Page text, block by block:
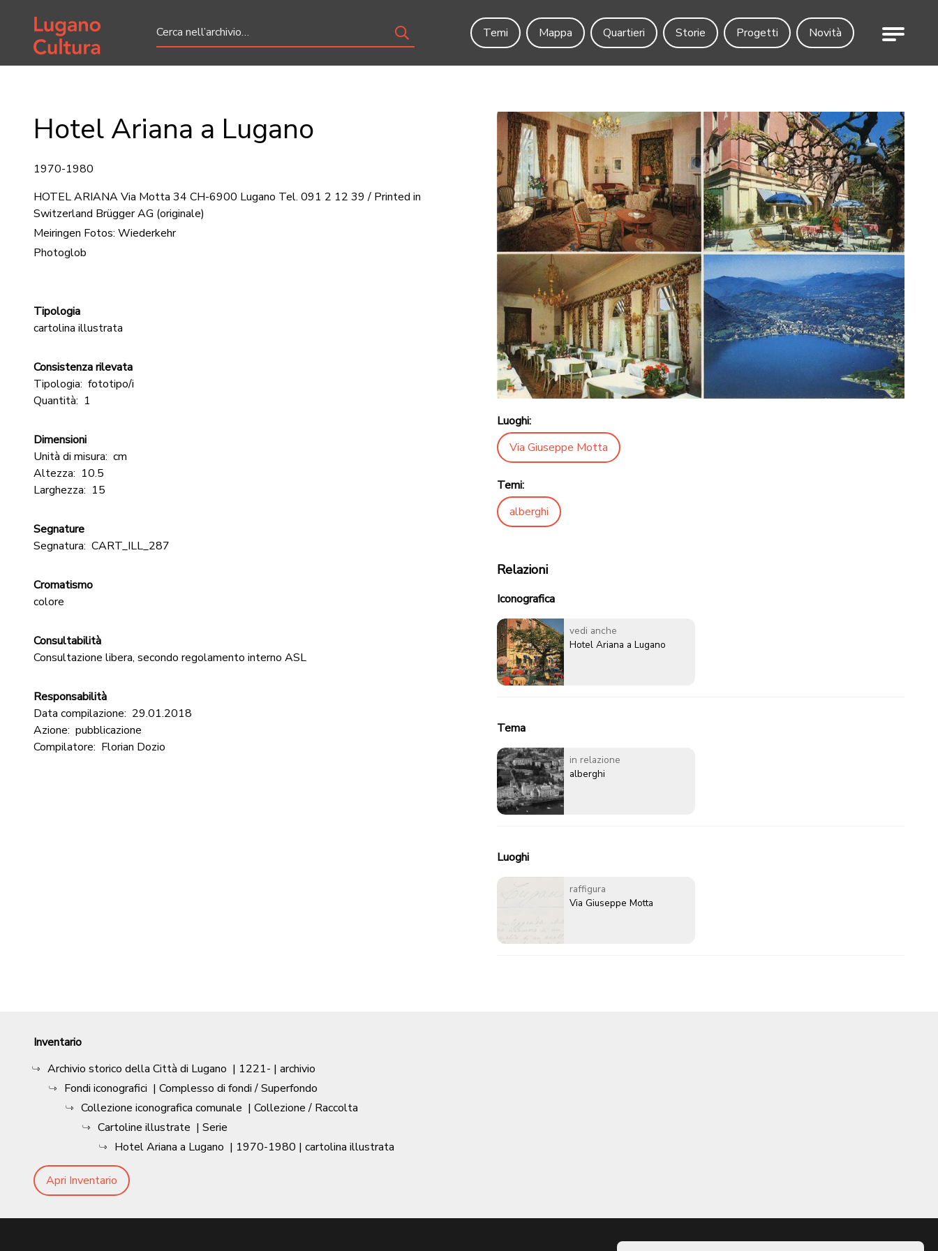
Home page
Temi
Mappa Quartieri Storie Progetti Novità Menu
Hotel Ariana a Lugano
1970-1980
HOTEL ARIANA Via Motta 34 CH-6900 Lugano Tel. 091 2 12 39 / Printed in
Switzerland Brügger AG (originale)
Meiringen Fotos: Wiederkehr
Photoglob
Tipologia
cartolina illustrata
Consistenza rilevata
Tipologia: fototipo/i
Quantità: 1
Dimensioni
Unità di misura: cm
Altezza: 10.5
Larghezza: 15
Segnature
Segnatura: CART_ILL_287
Cromatismo
colore
Consultabilità
Consultazione libera, secondo regolamento interno ASL
Responsabilità
Data compilazione: 29.01.2018
Azione: pubblicazione
Compilatore: Florian Dozio
Luoghi:
Via Giuseppe Motta
Temi:
alberghi
Relazioni
Iconografica
vedi anche
Hotel Ariana a Lugano
Tema
in relazione
alberghi
Luoghi
raffigura
Via Giuseppe Motta
Inventario
Archivio storico della Città di Lugano | 1221- | archivio
Fondi iconografici | Complesso di fondi / Superfondo
Collezione iconografica comunale | Collezione / Raccolta
Cartoline illustrate | Serie
Hotel Ariana a Lugano | 1970-1980 | cartolina illustrata
Apri Inventario